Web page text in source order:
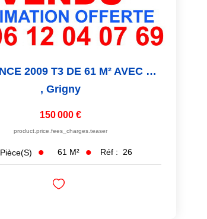
RÉSIDENCE 2009 T3 DE 61 M² AVEC BALCON + 2 PARKINGS...
, Grigny
150 000 €
product.price.fees_charges.teaser
Pièce(s) 61 M² Réf : 26